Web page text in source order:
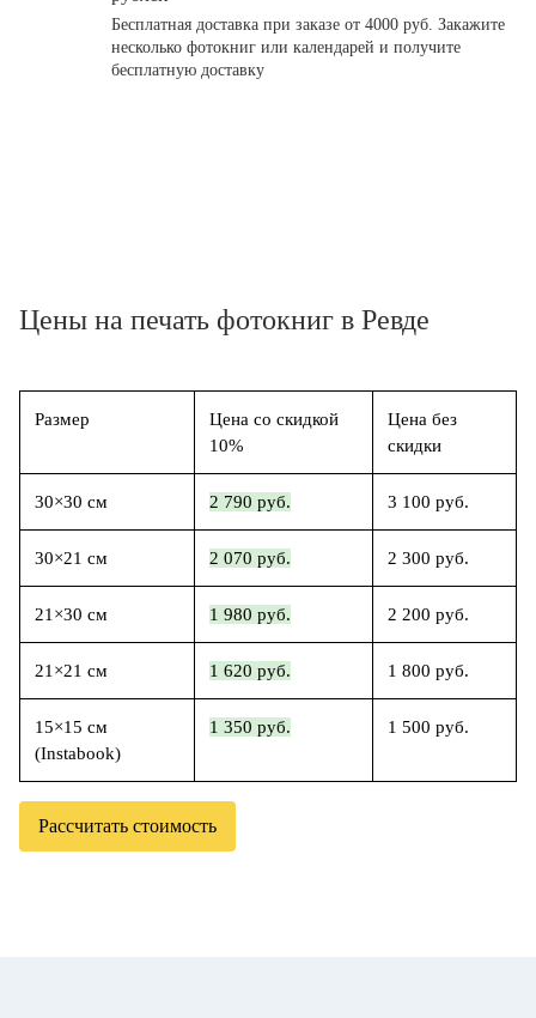
Бесплатная доставка при заказе от 4000 руб. Закажите
несколько фотокниг или календарей и получите
бесплатную доставку
Цены на печать фотокниг в Ревде
Размер
Цена со скидкой
10%
Цена без
скидки
30×30 см 2 790 руб. 3 100 руб.
30×21 см 2 070 руб. 2 300 руб.
21×30 см 1 980 руб. 2 200 руб.
21×21 см 1 620 руб. 1 800 руб.
15×15 см
(Instabook)
1 350 руб. 1 500 руб.
Рассчитать стоимость